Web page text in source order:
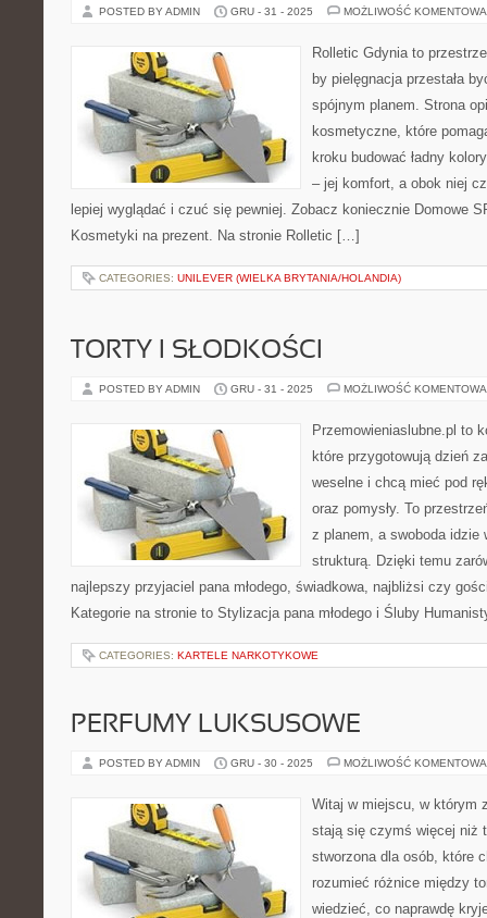
POSTED BY ADMIN GRU - 31 - 2025 MOŻLIWOŚĆ
Rolletic Gdynia to
by pielęgnacja przestała
spójnym planem. Strona
kosmetyczne, które
kroku budować ładny
– jej komfort, a obok niej
lepiej wyglądać i czuć się pewniej. Zobacz koniecznie Domowe
Kosmetyki na prezent. Na stronie Rolletic […]
CATEGORIES: UNILEVER (WIELKA BRYTANIA/HOLANDIA)
TORTY I SŁODKOŚCI
POSTED BY ADMIN GRU - 31 - 2025 MOŻLIWOŚĆ
Przemowieniaslubne.pl to
które przygotowują dzień
weselne i chcą mieć pod
oraz pomysły. To
z planem, a swoboda idzie
strukturą. Dzięki temu
najlepszy przyjaciel pana młodego, świadkowa, najbliżsi czy
Kategorie na stronie to Stylizacja pana młodego i Śluby
CATEGORIES: KARTELE NARKOTYKOWE
PERFUMY LUKSUSOWE
POSTED BY ADMIN GRU - 30 - 2025 MOŻLIWOŚĆ
Witaj w miejscu, w którym
stają się czymś więcej niż
stworzona dla osób, które
rozumieć różnice między
wiedzieć, co naprawdę